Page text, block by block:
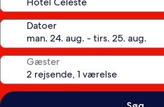
Datoer
Gæster